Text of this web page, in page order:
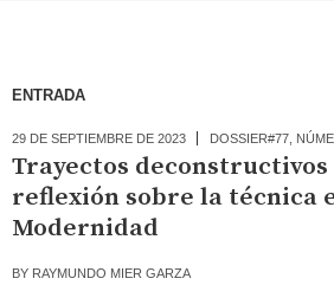
ENTRADA
29 DE SEPTIEMBRE DE 2023 DOSSIER#77,
Trayectos
reflexión sobre la técnica
Modernidad
BY RAYMUNDO MIER GARZA